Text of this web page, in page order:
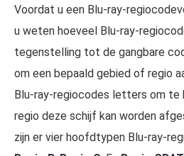
Voordat u een Blu-ray-
u weten hoeveel Blu-ray-
tegenstelling tot de gangbare
om een bepaald gebied of regio
Blu-ray-regiocodes letters om te
regio deze schijf kan worden
zijn er vier hoofdtypen Blu-ray-